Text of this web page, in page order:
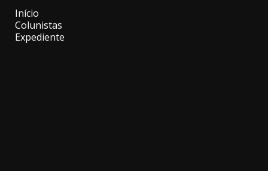
Início
Colunistas
Expediente